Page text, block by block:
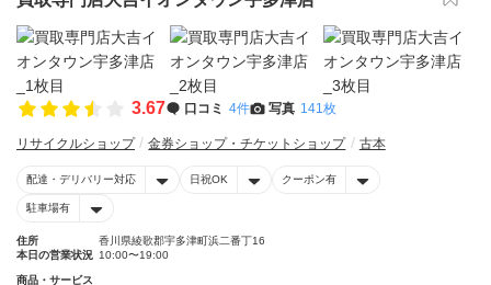
3.67 口コミ 4件 写真 141枚
リサイクルショップ 金券ショップ・チケットショップ 古本
配達・デリバリー対応 日祝OK クーポン有
駐車場有
住所
香川県綾歌郡宇多津町浜二番丁16
本日の営業状況 10:00〜19:00
商品・サービス